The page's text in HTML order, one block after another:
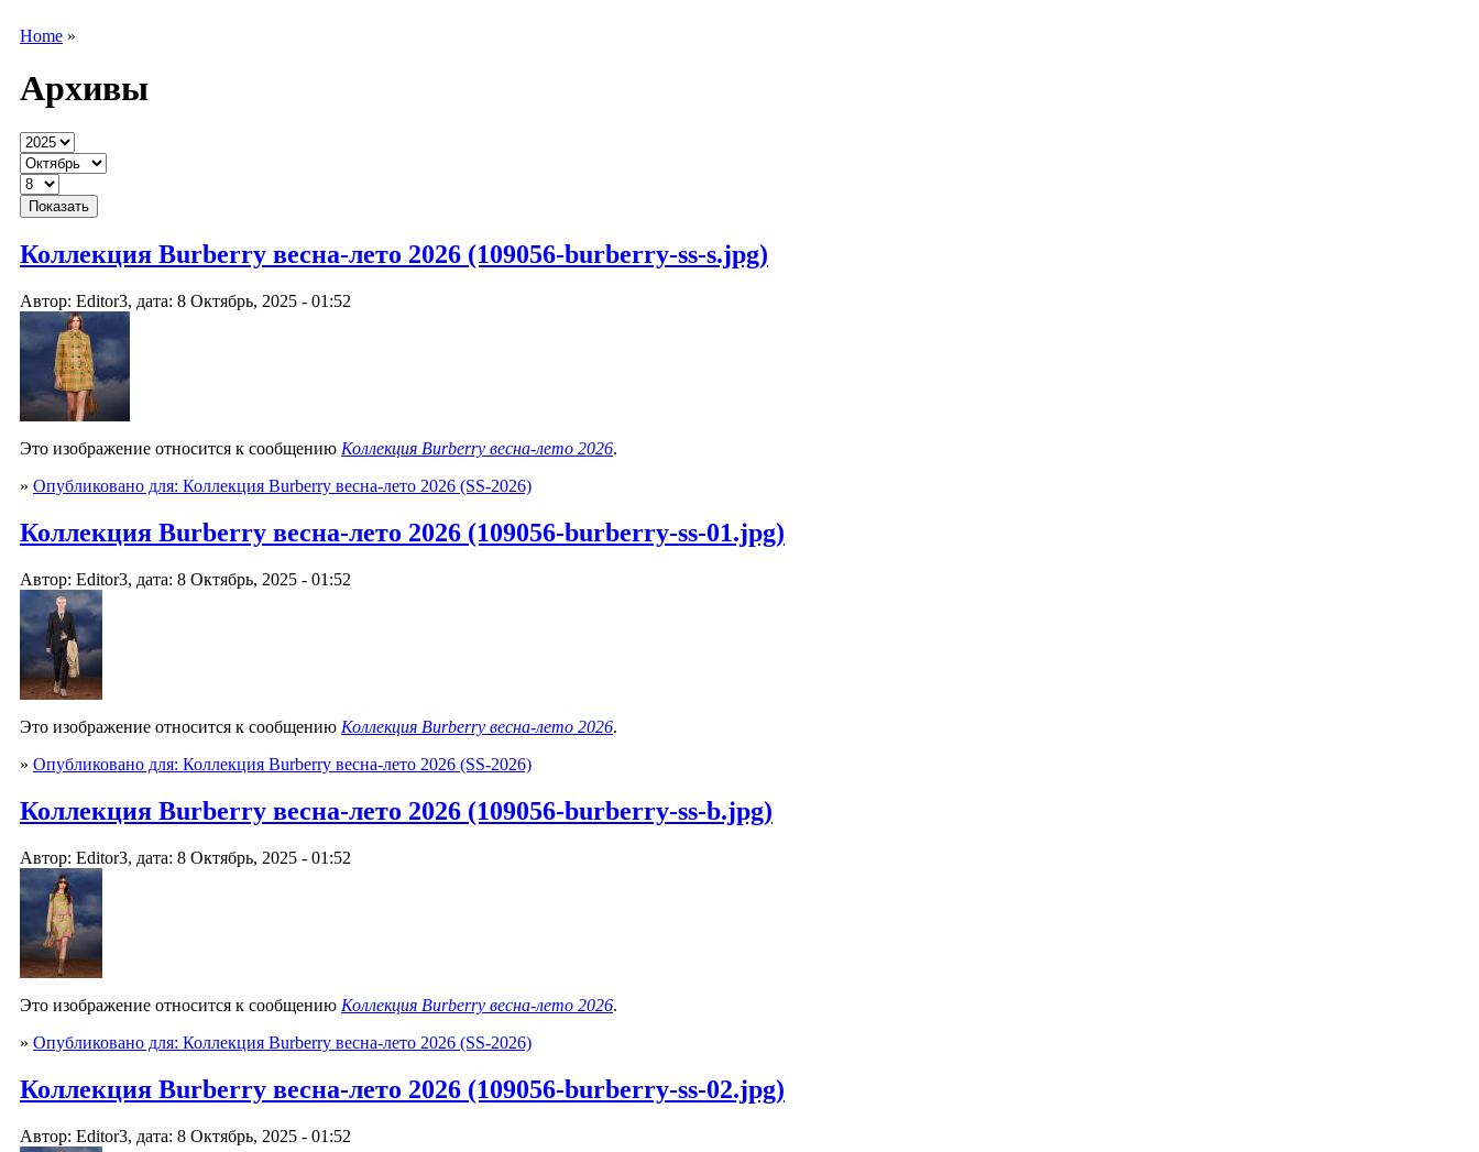
Home »
Архивы
Коллекция Burberry весна-лето 2026 (109056-burberry-ss-s.jpg)
Автор: Editor3, дата: 8 Октябрь, 2025 - 01:52
Это изображение относится к сообщению Коллекция Burberry весна-лето 2026.
» Опубликовано для: Коллекция Burberry весна-лето 2026 (SS-2026)
Коллекция Burberry весна-лето 2026 (109056-burberry-ss-01.jpg)
Автор: Editor3, дата: 8 Октябрь, 2025 - 01:52
Это изображение относится к сообщению Коллекция Burberry весна-лето 2026.
» Опубликовано для: Коллекция Burberry весна-лето 2026 (SS-2026)
Коллекция Burberry весна-лето 2026 (109056-burberry-ss-b.jpg)
Автор: Editor3, дата: 8 Октябрь, 2025 - 01:52
Это изображение относится к сообщению Коллекция Burberry весна-лето 2026.
» Опубликовано для: Коллекция Burberry весна-лето 2026 (SS-2026)
Коллекция Burberry весна-лето 2026 (109056-burberry-ss-02.jpg)
Автор: Editor3, дата: 8 Октябрь, 2025 - 01:52